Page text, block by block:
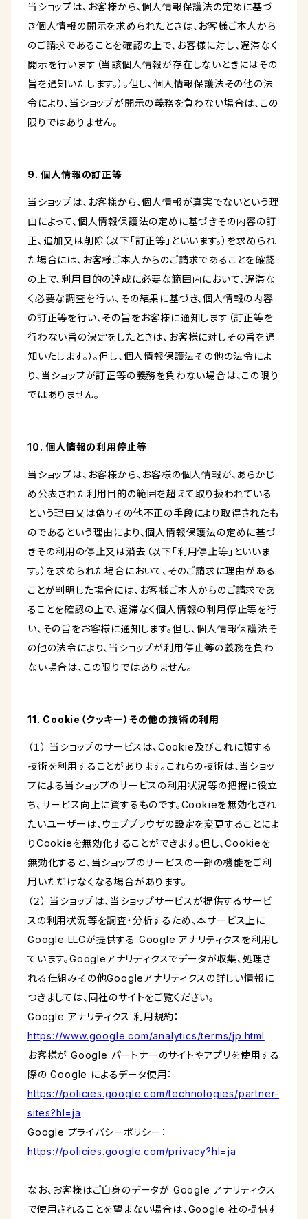
当ショップは、お客様から、個人情報保護法の定めに基づ
き個人情報の開示を求められたときは、お客様ご本人から
のご請求であることを確認の上で、お客様に対し、遅滞なく
開示を行います（当該個人情報が存在しないときにはその
旨を通知いたします。）。但し、個人情報保護法その他の法
令により、当ショップが開示の義務を負わない場合は、この
限りではありません。
9. 個人情報の訂正等
当ショップは、お客様から、個人情報が真実でないという理
由によって、個人情報保護法の定めに基づきその内容の訂
正、追加又は削除（以下「訂正等」といいます。）を求められ
た場合には、お客様ご本人からのご請求であることを確認
の上で、利用目的の達成に必要な範囲内において、遅滞な
く必要な調査を行い、その結果に基づき、個人情報の内容
の訂正等を行い、その旨をお客様に通知します（訂正等を
行わない旨の決定をしたときは、お客様に対しその旨を通
知いたします。）。但し、個人情報保護法その他の法令によ
り、当ショップが訂正等の義務を負わない場合は、この限り
ではありません。
10. 個人情報の利用停止等
当ショップは、お客様から、お客様の個人情報が、あらかじ
め公表された利用目的の範囲を超えて取り扱われている
という理由又は偽りその他不正の手段により取得されたも
のであるという理由により、個人情報保護法の定めに基づ
きその利用の停止又は消去（以下「利用停止等」といいま
す。）を求められた場合において、そのご請求に理由がある
ことが判明した場合には、お客様ご本人からのご請求であ
ることを確認の上で、遅滞なく個人情報の利用停止等を行
い、その旨をお客様に通知します。但し、個人情報保護法そ
の他の法令により、当ショップが利用停止等の義務を負わ
ない場合は、この限りではありません。
11. Cookie（クッキー）その他の技術の利用
（１） 当ショップのサービスは、Cookie及びこれに類する
技術を利用することがあります。これらの技術は、当ショッ
プによる当ショップのサービスの利用状況等の把握に役立
ち、サービス向上に資するものです。Cookieを無効化され
たいユーザーは、ウェブブラウザの設定を変更することによ
りCookieを無効化することができます。但し、Cookieを
無効化すると、当ショップのサービスの一部の機能をご利
用いただけなくなる場合があります。
（２） 当ショップは、当ショップサービスが提供するサービ
スの利用状況等を調査・分析するため、本サービス上に
Google LLCが提供する Google アナリティクスを利用し
ています。Googleアナリティクスでデータが収集、処理さ
れる仕組みその他Googleアナリティクスの詳しい情報に
つきましては、同社のサイトをご覧ください。
Google アナリティクス 利用規約：
https://www.google.com/analytics/terms/jp.html
お客様が Google パートナーのサイトやアプリを使用する
際の Google によるデータ使用：
https://policies.google.com/technologies/partner-
sites?hl=ja
Google プライバシーポリシー：
https://policies.google.com/privacy?hl=ja
なお、お客様はご自身のデータが Google アナリティクス
で使用されることを望まない場合は、Google 社の提供す